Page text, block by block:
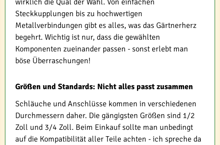
Steckkupplungen bis zu hochwertigen
Metallverbindungen gibt es alles, was das Gärtnerherz
begehrt. Wichtig ist nur, dass die gewählten
Komponenten zueinander passen - sonst erlebt man
böse Überraschungen!
Größen und Standards: Nicht alles passt zusammen
Schläuche und Anschlüsse kommen in verschiedenen
Durchmessern daher. Die gängigsten Größen sind 1/2
Zoll und 3/4 Zoll. Beim Einkauf sollte man unbedingt
auf die Kompatibilität aller Teile achten - ich spreche da